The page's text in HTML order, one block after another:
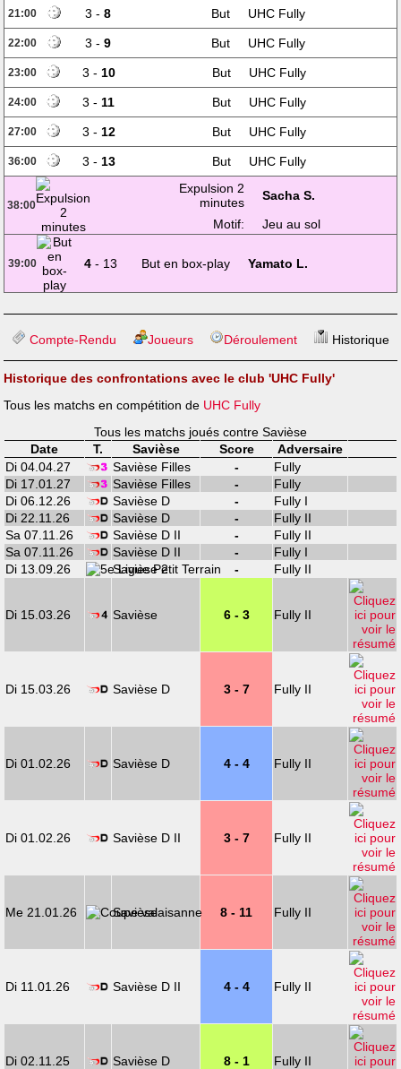
21:00 3 - 8 But UHC Fully
22:00 3 - 9 But UHC Fully
23:00 3 - 10 But UHC Fully
24:00 3 - 11 But UHC Fully
27:00 3 - 12 But UHC Fully
36:00 3 - 13 But UHC Fully
38:00
Expulsion 2
minutes
Sacha S.
Motif:
Jeu au sol
39:00 4 - 13 But en box-play Yamato L.
Compte-Rendu Joueurs Déroulement Historique
Historique des confrontations avec le club 'UHC Fully'
Tous les matchs en compétition de UHC Fully
Tous les matchs joués contre Savièse
Date
T. Savièse Score
Adversaire
Di 04.04.27
Savièse Filles -
Fully
Di 17.01.27
Savièse Filles -
Fully
Di 06.12.26
Savièse D -
Fully I
Di 22.11.26
Savièse D -
Fully II
Sa 07.11.26
Savièse D II -
Fully II
Sa 07.11.26
Savièse D II -
Fully I
Di 13.09.26
Savièse 2 - Fully II
Di 15.03.26 Savièse 6 - 3 Fully II
Di 15.03.26 Savièse D 3 - 7 Fully II
Di 01.02.26 Savièse D 4 - 4 Fully II
Di 01.02.26 Savièse D II 3 - 7 Fully II
Me 21.01.26 Savièse 8 - 11 Fully II
Di 11.01.26 Savièse D II 4 - 4 Fully II
Di 02.11.25 Savièse D 8 - 1 Fully II